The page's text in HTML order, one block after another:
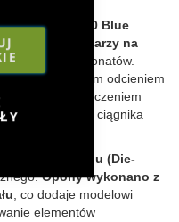
Holland T7.550 Blue
750 egzemplarzy na
pasjonatów.
głębokim odcieniem
wykończeniem
nowoczesnego ciągnika
metalu (Die-
Opony wykonano z
, co dodaje modelowi
elementów